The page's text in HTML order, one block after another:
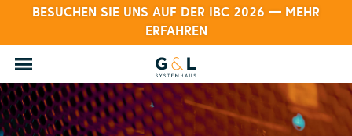
BESUCHEN SIE UNS AUF DER IBC 2026 — MEHR
ERFAHREN